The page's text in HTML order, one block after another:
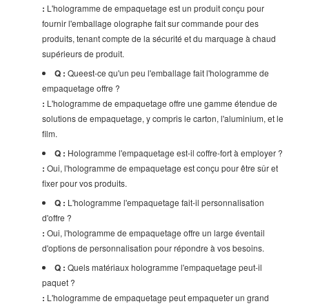
: L'hologramme de empaquetage est un produit conçu pour
fournir l'emballage olographe fait sur commande pour des
produits, tenant compte de la sécurité et du marquage à chaud
supérieurs de produit.
Q : Queest-ce qu'un peu l'emballage fait l'hologramme de
empaquetage offre ?
: L'hologramme de empaquetage offre une gamme étendue de
solutions de empaquetage, y compris le carton, l'aluminium, et le
film.
Q : Hologramme l'empaquetage est-il coffre-fort à employer ?
: Oui, l'hologramme de empaquetage est conçu pour être sûr et
fixer pour vos produits.
Q : L'hologramme l'empaquetage fait-il personnalisation
d'offre ?
: Oui, l'hologramme de empaquetage offre un large éventail
d'options de personnalisation pour répondre à vos besoins.
Q : Quels matériaux hologramme l'empaquetage peut-il
paquet ?
: L'hologramme de empaquetage peut empaqueter un grand